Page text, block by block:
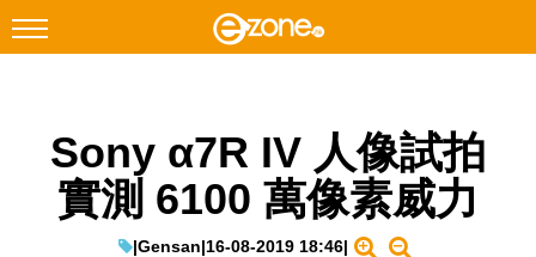
Facebook Instagram
科技焦點
Sony α7R IV 人像試拍
實測 6100 萬像素威力
|Gensan|16-08-2019 18:46|